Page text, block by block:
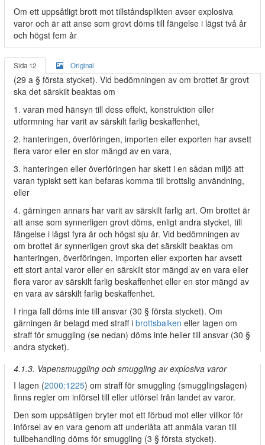
Om ett uppsåtligt brott mot tillståndsplikten avser explosiva
varor och är att anse som grovt döms till fängelse i lägst två år
och högst fem år
Sida 12 Original
(29 a § första stycket). Vid bedömningen av om brottet är grovt
ska det särskilt beaktas om
1. varan med hänsyn till dess effekt, konstruktion eller
utformning har varit av särskilt farlig beskaffenhet,
2. hanteringen, överföringen, importen eller exporten har avsett
flera varor eller en stor mängd av en vara,
3. hanteringen eller överföringen har skett i en sådan miljö att
varan typiskt sett kan befaras komma till brottslig användning,
eller
4. gärningen annars har varit av särskilt farlig art. Om brottet är
att anse som synnerligen grovt döms, enligt andra stycket, till
fängelse i lägst fyra år och högst sju år. Vid bedömningen av
om brottet är synnerligen grovt ska det särskilt beaktas om
hanteringen, överföringen, importen eller exporten har avsett
ett stort antal varor eller en särskilt stor mängd av en vara eller
flera varor av särskilt farlig beskaffenhet eller en stor mängd av
en vara av särskilt farlig beskaffenhet.
I ringa fall döms inte till ansvar (30 § första stycket). Om
gärningen är belagd med straff i brottsbalken eller lagen om
straff för smuggling (se nedan) döms inte heller till ansvar (30 §
andra stycket).
4.1.3. Vapensmuggling och smuggling av explosiva varor
I lagen (2000:1225) om straff för smuggling (smugglingslagen)
finns regler om införsel till eller utförsel från landet av varor.
Den som uppsåtligen bryter mot ett förbud mot eller villkor för
införsel av en vara genom att underlåta att anmäla varan till
tullbehandling döms för smuggling (3 § första stycket).